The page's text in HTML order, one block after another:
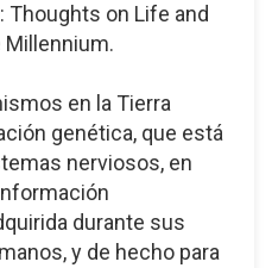
Thoughts on Life and
Millennium.
en la Tierra
genética, que está
nerviosos, en
durante sus
y de hecho para